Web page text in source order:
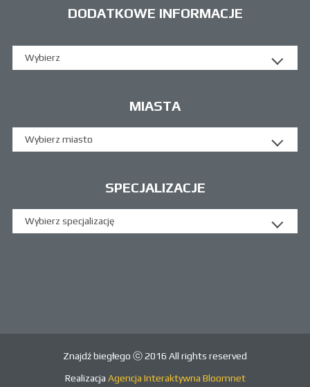
DODATKOWE INFORMACJE
Wybierz
MIASTA
Wybierz miasto
SPECJALIZACJE
Wybierz specjalizację
Znajdź biegłego ⓒ 2016 All rights reserved
Realizacja Agencja Interaktywna Bloomnet